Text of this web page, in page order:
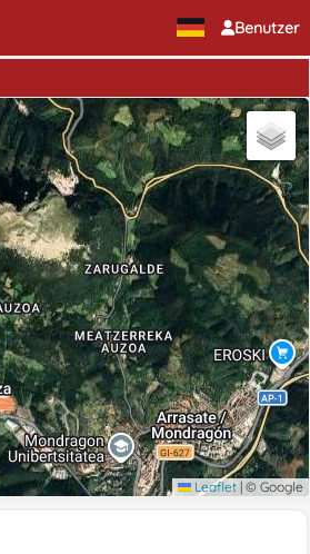
Benutzer
Leaflet | © Google